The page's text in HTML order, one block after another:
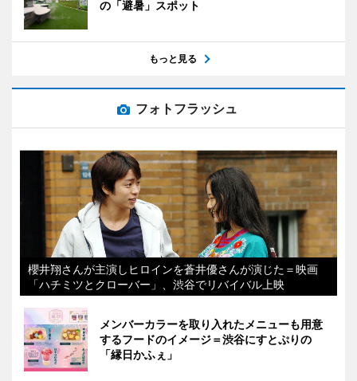
の「避暑」スポット
もっと見る
フォトフラッシュ
櫻井翔さんが主演しヒロインを蒼井優さんが演じた＝映画
「ハチミツとクローバー」、渋谷でリバイバル上映
メンバーカラーを取り入れたメニューも用意
するフードのイメージ＝渋谷にすとぷりの
「縁日かふぇ」